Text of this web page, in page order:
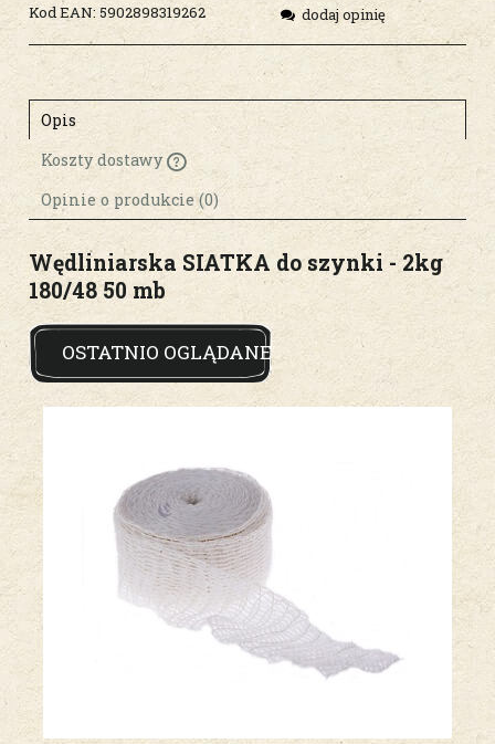
Kod EAN: 5902898319262
dodaj opinię
Opis
Koszty dostawy
Cena nie zawiera ewentualnych kosztów
płatności
Opinie o produkcie (0)
Wędliniarska SIATKA do szynki - 2kg
180/48 50 mb
OSTATNIO OGLĄDANE